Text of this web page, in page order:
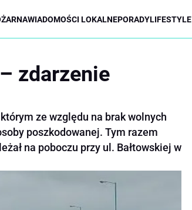
WIADOMOŚCI LOKALNEPORADYLIFESTYLE
zdarzenie
ze względu na brak wolnych
poszkodowanej. Tym razem
na poboczu przy ul. Bałtowskiej w